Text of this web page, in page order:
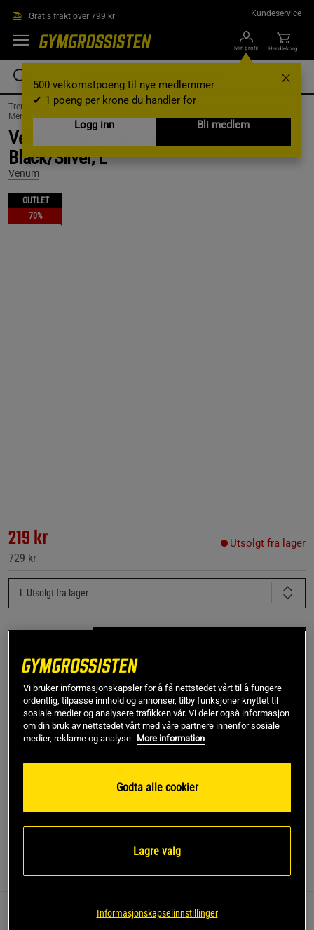
Gratis frakt over 799 kr Kundeservice
Min profil
500 velkomstpoeng til nye medlemmer
✔ 1 poeng per krone du handler for
Logg inn
Bli medlem
Handlekorg
Treningsutstyr & tilbehør /Kampsport / Kampsportklaer /
Menn /Gensere
Venum Nexus Rashguards Long Sleeves
Black/Silver, L
Venum
OUTLET
70%
219 kr
729 kr
Utsolgt fra lager
L Utsolgt fra lager
!
Dette produktet er dessverre ikke i lager. Få beskjed når
det kommer på lager igen.
SKU #VENUM-05715-128R | EAN3611441976860
Forbedre treningen din med Venum Nexus Rashguards Long
Sleeves, designet for å gi støtte og beskyttelse under intense
Les mer
Informasjon Anmeldelser
Denne rashguarden er perfekt for grappling, BJJ og
Vi bruker informasjonskapsler for å få nettstedet vårt til å fungere
ordentlig, tilpasse innhold og annonser, tilby funksjoner knyttet til
sosiale medier og analysere trafikken vår. Vi deler også informasjon
om din bruk av nettstedet vårt med våre partnere innenfor sosiale
medier, reklame og analyse. More information
Godta alle cookier
Lagre valg
Informasjonskapselinnstillinger